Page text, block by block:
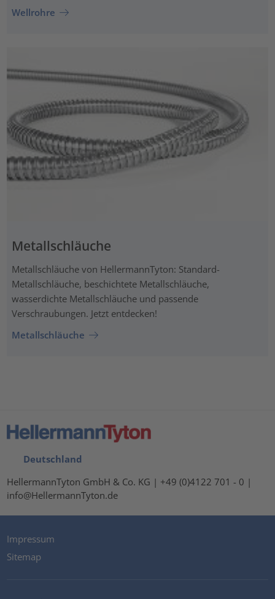
Wellrohre
Metallschläuche
Metallschläuche von HellermannTyton: Standard-
Metallschläuche, beschichtete Metallschläuche,
wasserdichte Metallschläuche und passende
Verschraubungen. Jetzt entdecken!
Metallschläuche
Deutschland
HellermannTyton GmbH & Co. KG | +49 (0)4122 701 - 0 |
info@HellermannTyton.de
Impressum
Sitemap